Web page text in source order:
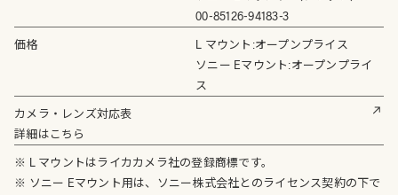
00-85126-94183-3
価格
L マウント:オープンプライス
ソニー Eマウント:オープンプライ
ス
カメラ・レンズ対応表
詳細はこちら
※ L マウントはライカカメラ社の登録商標です。
※ ソニー Eマウント用は、ソニー株式会社とのライセンス契約の下で